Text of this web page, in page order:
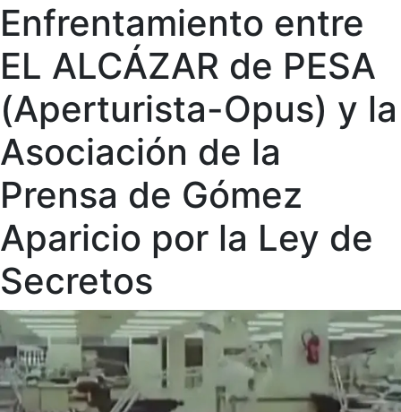
Enfrentamiento entre
EL ALCÁZAR de PESA
(Aperturista-Opus) y la
Asociación de la
Prensa de Gómez
Aparicio por la Ley de
Secretos